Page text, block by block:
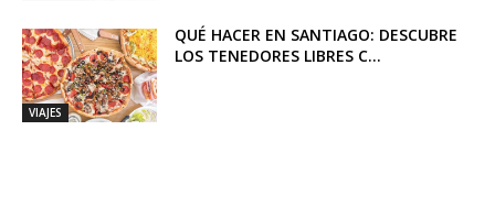
VIAJES
QUÉ HACER EN SANTIAGO: DESCUBRE
LOS TENEDORES LIBRES C...